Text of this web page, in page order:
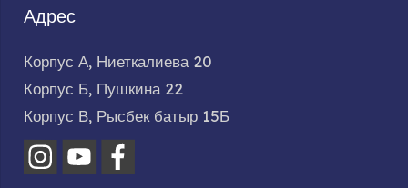
Адрес
Корпус А, Ниеткалиева 20
Корпус Б, Пушкина 22
Корпус В, Рысбек батыр 15Б